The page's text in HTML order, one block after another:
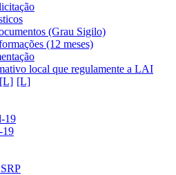
(Grau Sigilo)
(12 meses)
local que regulamente a LAI
[L]
19
19